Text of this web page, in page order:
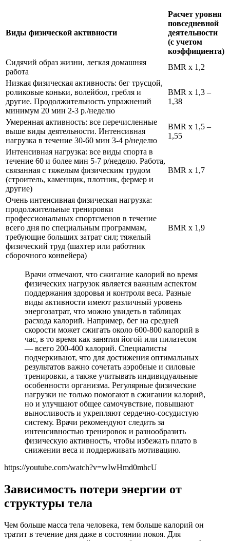
Виды физической активности
Расчет уровня
повседневной
деятельности
(с учетом
коэффициента)
Сидячий образ жизни, легкая домашняя
работа
BMR х 1,2
Низкая физическая активность: бег трусцой,
роликовые коньки, волейбол, гребля и
другие. Продолжительность упражнений
минимум 20 мин 2-3 р./неделю
BMR х 1,3 –
1,38
Умеренная активность: все перечисленные
выше виды деятельности. Интенсивная
нагрузка в течение 30-60 мин 3-4 р/неделю
BMR х 1,5 –
1,55
Интенсивная нагрузка: все виды спорта в
течение 60 и более мин 5-7 р/неделю. Работа,
связанная с тяжелым физическим трудом
(строитель, каменщик, плотник, фермер и
другие)
BMR х 1,7
Очень интенсивная физическая нагрузка:
продолжительные тренировки
профессиональных спортсменов в течение
всего дня по специальным программам,
требующие больших затрат сил; тяжелый
физический труд (шахтер или работник
сборочного конвейера)
BMR х 1,9
Врачи отмечают, что сжигание калорий во время
физических нагрузок является важным аспектом
поддержания здоровья и контроля веса. Разные
виды активности имеют различный уровень
энергозатрат, что можно увидеть в таблицах
расхода калорий. Например, бег на средней
скорости может сжигать около 600-800 калорий в
час, в то время как занятия йогой или пилатесом
— всего 200-400 калорий. Специалисты
подчеркивают, что для достижения оптимальных
результатов важно сочетать аэробные и силовые
тренировки, а также учитывать индивидуальные
особенности организма. Регулярные физические
нагрузки не только помогают в сжигании калорий,
но и улучшают общее самочувствие, повышают
выносливость и укрепляют сердечно-сосудистую
систему. Врачи рекомендуют следить за
интенсивностью тренировок и разнообразить
физическую активность, чтобы избежать плато в
снижении веса и поддерживать мотивацию.
https://youtube.com/watch?v=wIwHmd0mhcU
Зависимость потери энергии от
структуры тела
Чем больше масса тела человека, тем больше калорий он
тратит в течение дня даже в состоянии покоя. Для